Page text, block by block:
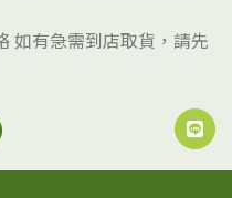
如有急需到店取貨，請先